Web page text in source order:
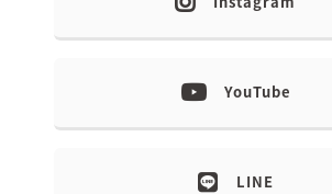
YouTube
LINE